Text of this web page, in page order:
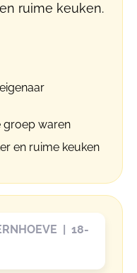
ruime keuken.
groep waren
en ruime keuken
| 18-